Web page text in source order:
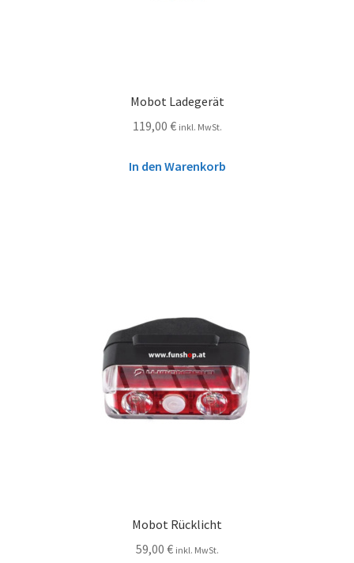
Mobot Ladegerät
119,00 € inkl. MwSt.
In den Warenkorb
Mobot Rücklicht
59,00 € inkl. MwSt.